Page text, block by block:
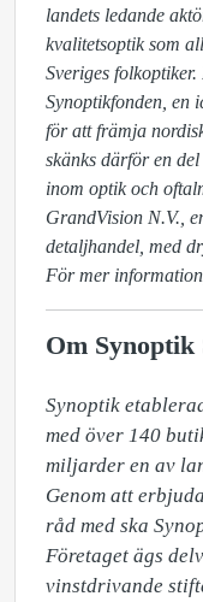
landets ledande
kvalitetsoptik som
Sveriges
Synoptikfonden, en
för att främja
skänks därför en
inom optik och
GrandVision N.V.,
detaljhandel, med
För mer
Om Synoptik
Synoptik
med över 140
miljarder en av
Genom att
råd med ska
Företaget ägs
vinstdrivande